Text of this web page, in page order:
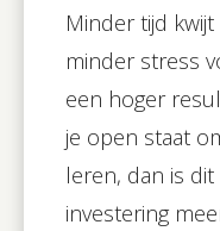
Minder tijd
minder stress
een hoger
je open staat
leren, dan is
investering